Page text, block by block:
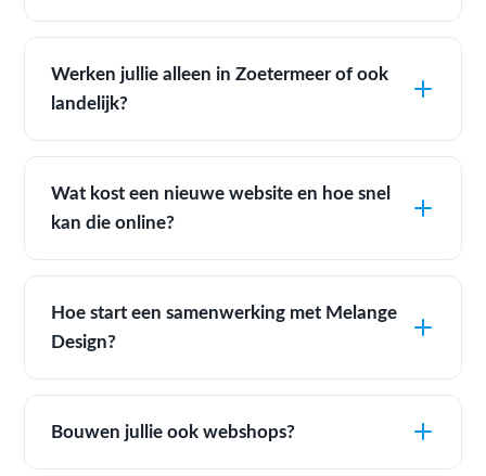
Werken jullie alleen in Zoetermeer of ook
landelijk?
Wat kost een nieuwe website en hoe snel
kan die online?
Hoe start een samenwerking met Melange
Design?
Bouwen jullie ook webshops?